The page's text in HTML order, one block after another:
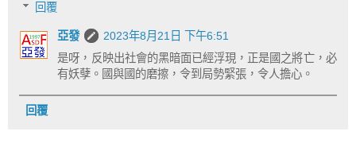
回覆
亞發
2023年8月21日 下午6:51
是呀，反映出社會的黑暗面已經浮現，正是國之將亡，必
有妖孽。國與國的磨擦，令到局勢緊張，令人擔心。
回覆